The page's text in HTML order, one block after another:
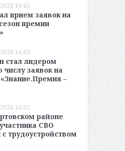
16:45
прием заявок на
премии
16:43
стал лидером
заявок на
–
16:32
районе
СВО
трудоустройством